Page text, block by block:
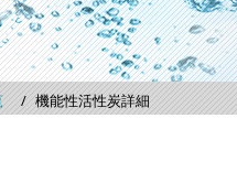
機能性活性炭詳細